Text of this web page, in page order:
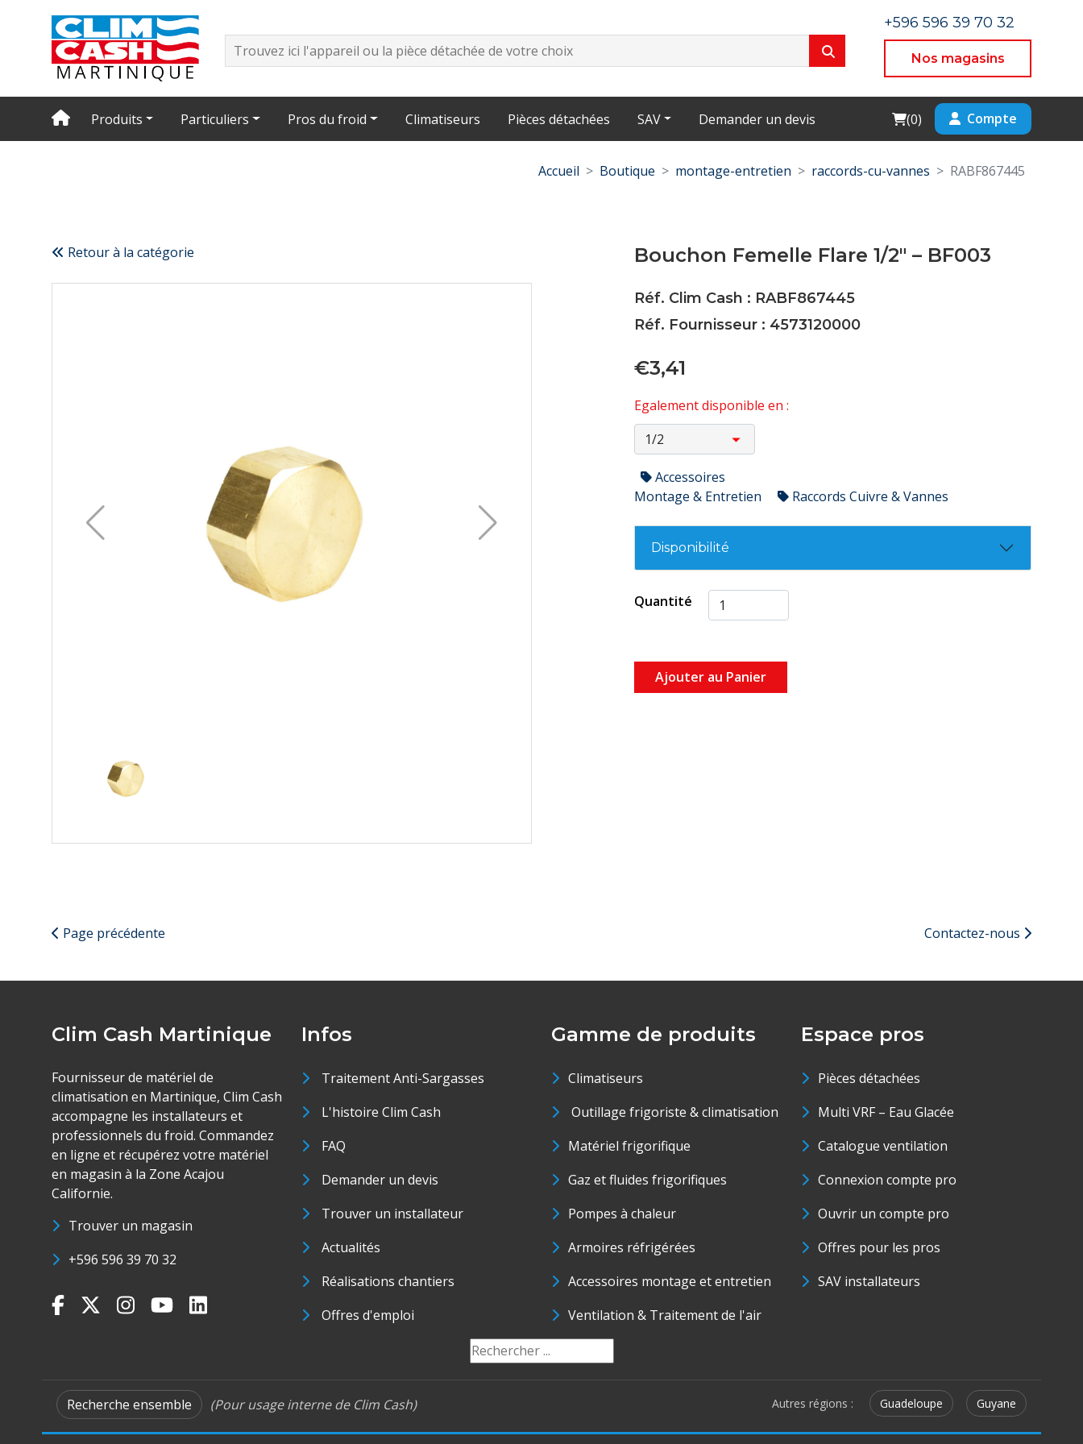
+596 596 39 70 32
Nos magasins
Produits Particuliers Pros du froid Climatiseurs Pièces détachées SAV Demander un devis Cart
(0) Compte
Accueil Boutique montage-entretien raccords-cu-vannes RABF867445
Retour à la catégorie Bouchon Femelle Flare 1/2" – BF003
Réf. Clim Cash : RABF867445
Réf. Fournisseur : 4573120000
€3,41
Egalement disponible en :
Accessoires
Montage & Entretien
Raccords Cuivre & Vannes
Disponibilité
Quantité
Ajouter au Panier
Page précédente Contactez-nous
Clim Cash Martinique
Fournisseur de matériel de
climatisation en Martinique, Clim Cash
accompagne les installateurs et
professionnels du froid. Commandez
en ligne et récupérez votre matériel
en magasin à la Zone Acajou
Californie.
Trouver un magasin
+596 596 39 70 32
Infos
Traitement Anti-Sargasses
L'histoire Clim Cash
FAQ
Demander un devis
Trouver un installateur
Actualités
Réalisations chantiers
Offres d'emploi
Gamme de produits
Climatiseurs
Outillage frigoriste & climatisation
Matériel frigorifique
Gaz et fluides frigorifiques
Pompes à chaleur
Armoires réfrigérées
Accessoires montage et entretien
Ventilation & Traitement de l'air
Espace pros
Pièces détachées
Multi VRF – Eau Glacée
Catalogue ventilation
Connexion compte pro
Ouvrir un compte pro
Offres pour les pros
SAV installateurs
Recherche ensemble (Pour usage interne de Clim Cash) Autres régions : Guadeloupe Guyane